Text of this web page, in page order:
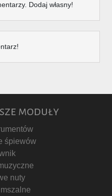
Dodaj własny!
moduły
śpiewów
nuty